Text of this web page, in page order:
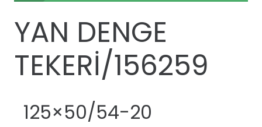
YAN DENGE
TEKERİ/156259
125×50/54-20